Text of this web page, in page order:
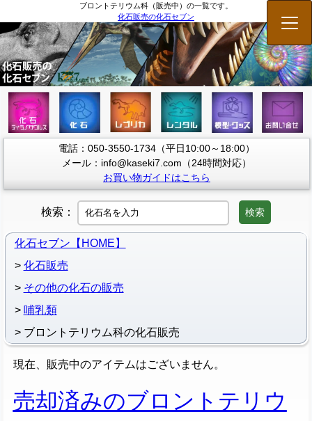
ブロントテリウム科（販売中）の一覧です。
化石販売の化石セブン
メ
電話：050-3550-1734（平日10:00～18:00）
メール：info@kaseki7.com（24時間対応）
お買い物ガイドはこちら
検索： 検索
化石セブン【HOME】
化石販売
その他の化石の販売
哺乳類
ブロントテリウム科の化石販売
現在、販売中のアイテムはございません。
売却済みのブロントテリウ